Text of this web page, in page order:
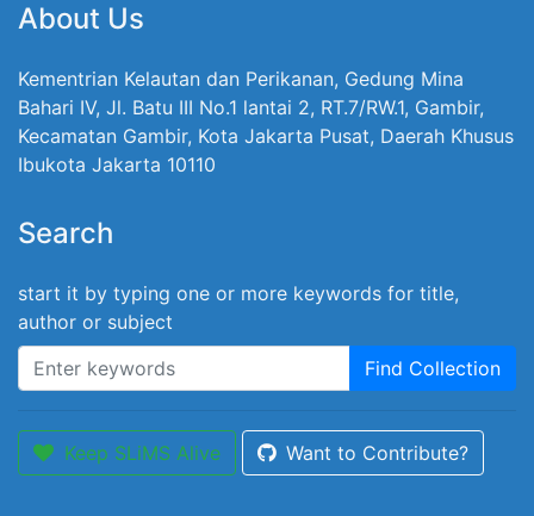
About Us
Kementrian Kelautan dan Perikanan, Gedung Mina
Bahari IV, Jl. Batu III No.1 lantai 2, RT.7/RW.1, Gambir,
Kecamatan Gambir, Kota Jakarta Pusat, Daerah Khusus
Ibukota Jakarta 10110
Search
start it by typing one or more keywords for title,
author or subject
Find Collection
Keep SLiMS Alive Want to Contribute?